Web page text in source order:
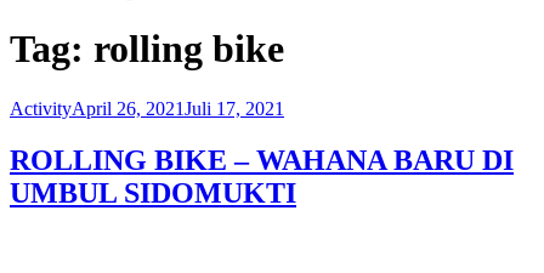
Tag: rolling bike
ActivityApril 26, 2021Juli 17, 2021
ROLLING BIKE – WAHANA BARU DI
UMBUL SIDOMUKTI